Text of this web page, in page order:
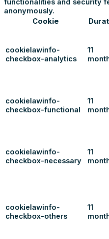
functionalities and security
anonymously.
Cookie
cookielawinfo-
checkbox-analytics
11
cookielawinfo-
checkbox-functional
11
cookielawinfo-
checkbox-necessary
11
cookielawinfo-
checkbox-others
11